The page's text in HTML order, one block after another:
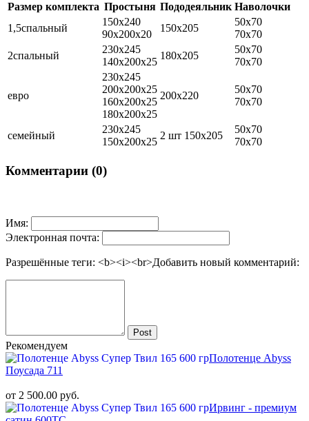
Размер комплекта Простыня Пододеяльник Наволочки
1,5спальный
150х240
90х200х20
150х205
50х70
70х70
2спальный
230х245
140х200х25
180х205
50х70
70х70
евро
230х245
200х200х25
160х200х25
180х200х25
200х220
50х70
70х70
семейный
230х245
150х200х25
2 шт 150х205
50х70
70х70
Комментарии (0)
Имя:
Электронная почта:
Разрешённые теги: <b><i><br>Добавить новый комментарий:
Post
Рекомендуем
Полотенце Abyss
Поусада 711
от 2 500.00 руб.
Ирвинг - премиум